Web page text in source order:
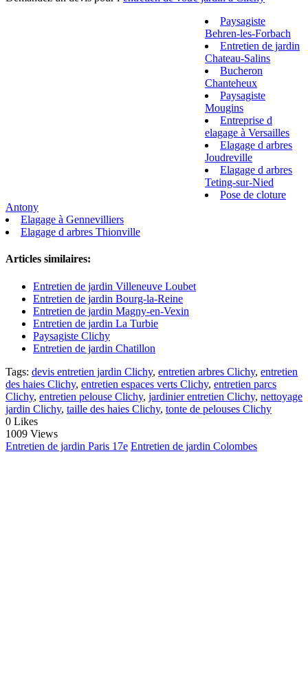
Paysagiste
Behren-les-Forbach
Entretien de jardin
Chateau-Salins
Bucheron
Chanteheux
Paysagiste
Mougins
Entreprise d
elagage à Versailles
Elagage d arbres
Joudreville
Elagage d arbres
Teting-sur-Nied
Pose de cloture
Antony
Elagage à Gennevilliers
Elagage d arbres Thionville
Articles similaires:
Entretien de jardin Villeneuve Loubet
Entretien de jardin Bourg-la-Reine
Entretien de jardin Magny-en-Vexin
Entretien de jardin La Turbie
Paysagiste Clichy
Entretien de jardin Chatillon
Tags: devis entretien jardin Clichy, entretien arbres Clichy, entretien
des haies Clichy, entretien espaces verts Clichy, entretien parcs
Clichy, entretien pelouse Clichy, jardinier entretien Clichy, nettoyage
jardin Clichy, taille des haies Clichy, tonte de pelouses Clichy
0 Likes
1009 Views
Entretien de jardin Paris 17e Entretien de jardin Colombes